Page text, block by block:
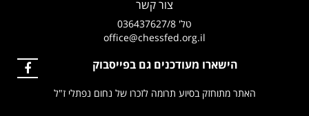
צור קשר
טל' 036437627/8
office@chessfed.org.il
הישארו מעודכנים גם בפייסבוק
האתר מתוחזק בסיוע תרומה לזכרו של נחום נפתלי ז"ל